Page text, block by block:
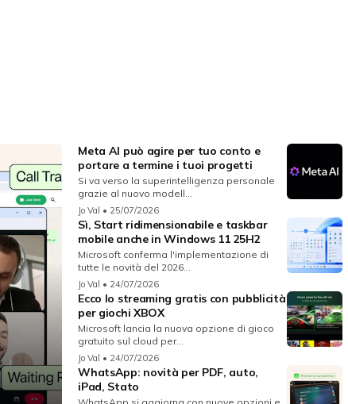
Meta AI può agire per tuo conto e
portare a termine i tuoi progetti
Si va verso la superintelligenza personale
grazie al nuovo modell...
Jo Val • 25/07/2026
Sì, Start ridimensionabile e taskbar
mobile anche in Windows 11 25H2
Microsoft conferma l'implementazione di
tutte le novità del 2026...
Jo Val • 24/07/2026
Ecco lo streaming gratis con pubblicità
per giochi XBOX
Microsoft lancia la nuova opzione di gioco
gratuito sul cloud per...
Jo Val • 24/07/2026
WhatsApp: novità per PDF, auto,
iPad, Stato